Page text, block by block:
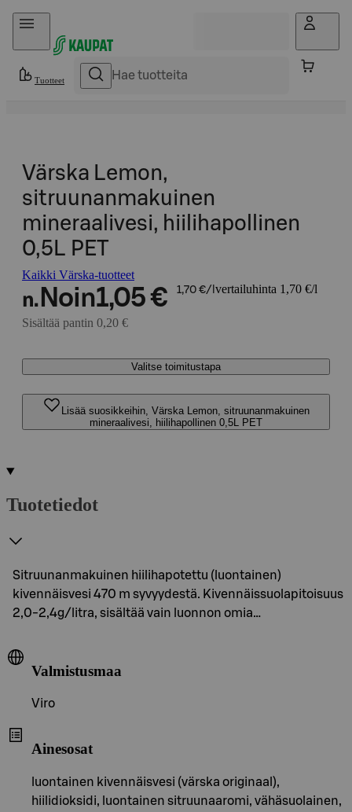
Hyppää sisältöön
Tuotteet
Värska Lemon,
sitruunanmakuinen
mineraalivesi, hiilihapollinen
0,5L PET
Kaikki Värska-tuotteet
n. Noin1,05 € 1,70 €/l vertailuhinta 1,70 €/l
Sisältää pantin 0,20 €
Valitse toimitustapa
Lisää suosikkeihin, Värska Lemon, sitruunanmakuinen
mineraalivesi, hiilihapollinen 0,5L PET
Tuotetiedot
Sitruunanmakuinen hiilihapotettu (luontainen)
kivennäisvesi 470 m syvyydestä. Kivennäissuolapitoisuus
2,0-2,4g/litra, sisältää vain luonnon omia…
Valmistusmaa
Viro
Ainesosat
luontainen kivennäisvesi (värska originaal),
hiilidioksidi, luontainen sitruunaaromi, vähäsuolainen,